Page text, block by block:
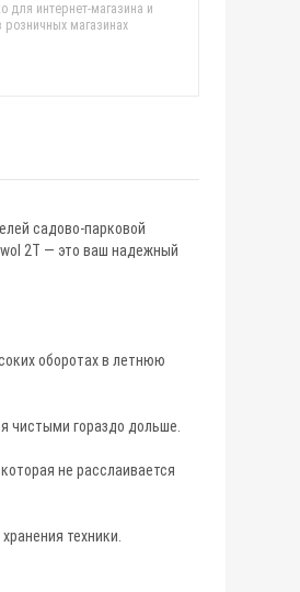
для интернет-магазина и
розничных магазинах
садово-парковой
2T — это ваш надежный
оборотах в летнюю
чистыми гораздо дольше.
не расслаивается
техники.